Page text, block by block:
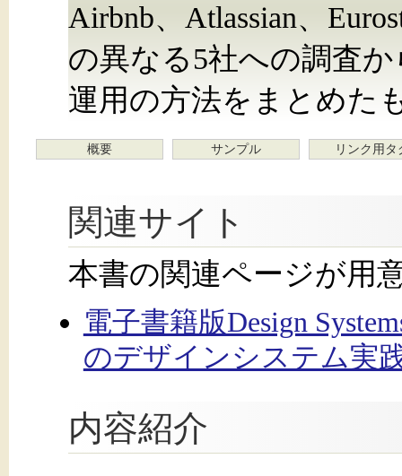
Airbnb、Atlassian、
の異なる5社への調査
運用の方法をまとめた
概要 サンプル リンク用タ
関連サイト
本書の関連ページが用
電子書籍版Design
のデザインシステム実
内容紹介